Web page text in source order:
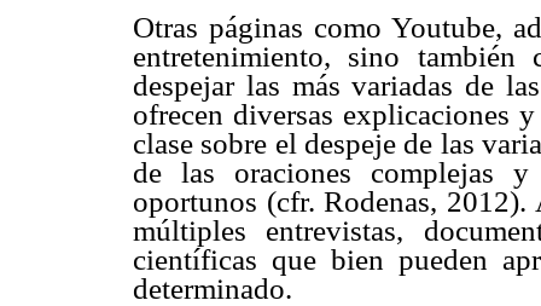
Otras páginas como Youtube,
entretenimiento, sino también
despejar las más variadas de
ofrecen diversas explicaciones
clase sobre el despeje de las
de las oraciones complejas
oportunos (cfr. Rodenas, 2012).
múltiples entrevistas,
científicas que bien pueden
determinado.